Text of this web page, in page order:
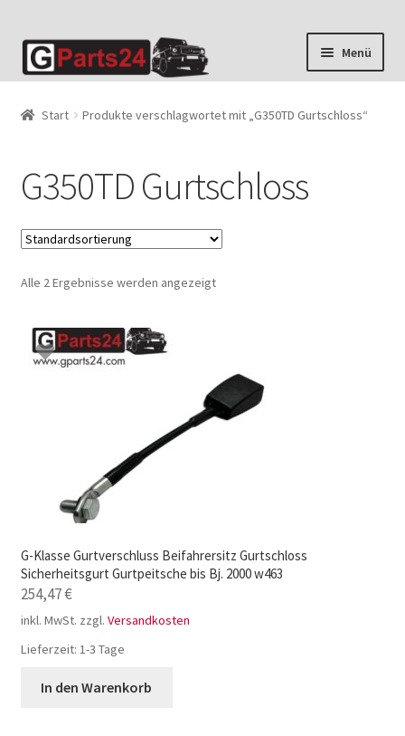
Zur
Navigation
Zum
Inhalt
Menü
Start Produkte verschlagwortet mit „G350TD Gurtschloss“
G350TD Gurtschloss
Alle 2 Ergebnisse werden angezeigt
G-Klasse Gurtverschluss Beifahrersitz Gurtschloss
Sicherheitsgurt Gurtpeitsche bis Bj. 2000 w463
254,47€
inkl. MwSt. zzgl. Versandkosten
Lieferzeit: 1-3 Tage
In den Warenkorb